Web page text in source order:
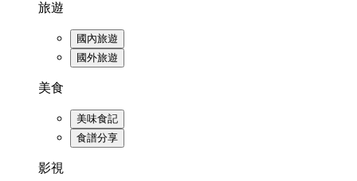
旅遊
國內旅遊
國外旅遊
美食
美味食記
食譜分享
影視